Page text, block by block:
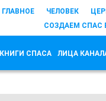
ГЛАВНОЕ ЧЕЛОВЕК
СОЗДАЕМ СПАС
КНИГИ СПАСА ЛИЦА